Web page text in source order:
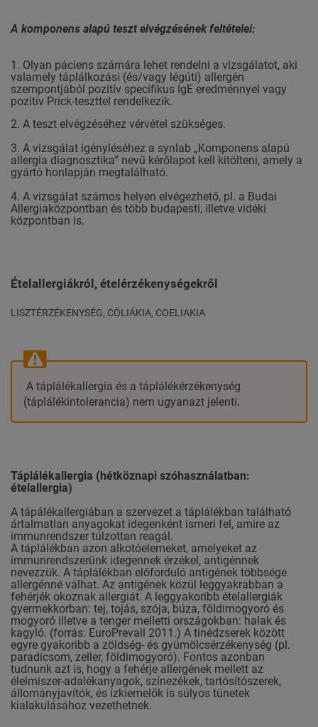
A komponens alapú teszt elvégzésének feltételei:
1. Olyan páciens számára lehet rendelni a vizsgálatot, aki
valamely táplálkozási (és/vagy légúti) allergén
szempontjából pozitív specifikus IgE eredménnyel vagy
pozitív Prick-teszttel rendelkezik.
2. A teszt elvégzéséhez vérvétel szükséges.
3. A vizsgálat igényléséhez a synlab „Komponens alapú
allergia diagnosztika” nevű kérőlapot kell kitölteni, amely a
gyártó honlapján megtalálható.
4. A vizsgálat számos helyen elvégezhető, pl. a Budai
Allergiaközpontban és több budapesti, illetve vidéki
központban is.
Ételallergiákról, ételérzékenységekről
LISZTÉRZÉKENYSÉG, CÖLIÁKIA, COELIAKIA
A táplálékallergia és a táplálékérzékenység
(táplálékintolerancia) nem ugyanazt jelenti.
Táplálékallergia (hétköznapi szóhasználatban:
ételallergia)
A tápálékallergiában a szervezet a táplálékban található
ártalmatlan anyagokat idegenként ismeri fel, amire az
immunrendszer túlzottan reagál.
A táplálékban azon alkotóelemeket, amelyeket az
immunrendszerünk idegennek érzékel, antigénnek
nevezzük. A táplálékban előforduló antigének többsége
allergénné válhat. Az antigének közül leggyakrabban a
fehérjék okoznak allergiát. A leggyakoribb ételallergiák
gyermekkorban: tej, tojás, szója, búza, földimogyoró és
mogyoró illetve a tenger melletti országokban: halak és
kagyló. (forrás: EuroPrevall 2011.) A tinédzserek között
egyre gyakoribb a zöldség- és gyümölcsérzékenység (pl.
paradicsom, zeller, földimogyoró). Fontos azonban
tudnunk azt is, hogy a fehérje allergének mellett az
élelmiszer-adalékanyagok, színezékek, tartósítószerek,
állományjavítók, és ízkiemelők is súlyos tünetek
kialakulásához vezethetnek.